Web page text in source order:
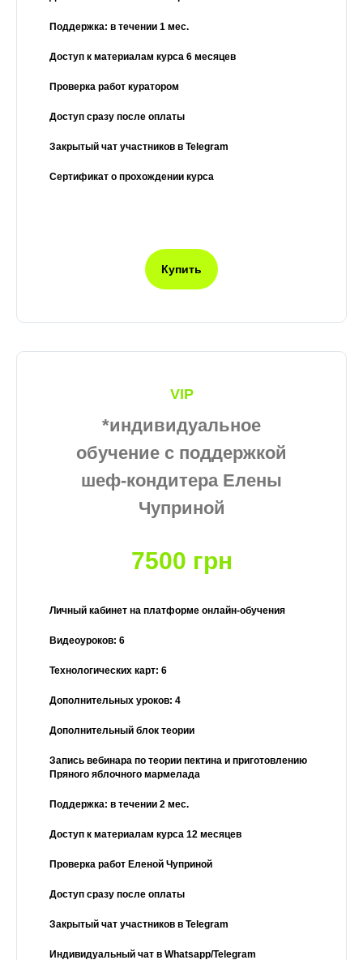
Поддержка: в течении 1 мес.
Доступ к материалам курса 6 месяцев
Проверка работ куратором
Доступ сразу после оплаты
Закрытый чат участников в Telegram
Сертификат о прохождении курса
Купить
VIP
*индивидуальное
обучение с поддержкой
шеф-кондитера Елены
Чуприной
7500 грн
Личный кабинет на платформе онлайн-обучения
Видеоуроков: 6
Технологических карт: 6
Дополнительных уроков: 4
Дополнительный блок теории
Запись вебинара по теории пектина и приготовлению
Пряного яблочного мармелада
Поддержка: в течении 2 мес.
Доступ к материалам курса 12 месяцев
Проверка работ Еленой Чуприной
Доступ сразу после оплаты
Закрытый чат участников в Telegram
Индивидуальный чат в Whatsapp/Telegram